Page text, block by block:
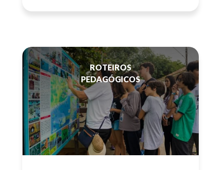
ROTEIROS
PEDAGÓGICOS